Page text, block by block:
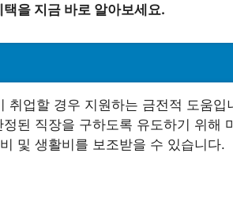
을 지금 바로 알아보세요.
취업할 경우 지원하는 금전적 도움입
된 직장을 구하도록 유도하기 위해
및 생활비를 보조받을 수 있습니다.